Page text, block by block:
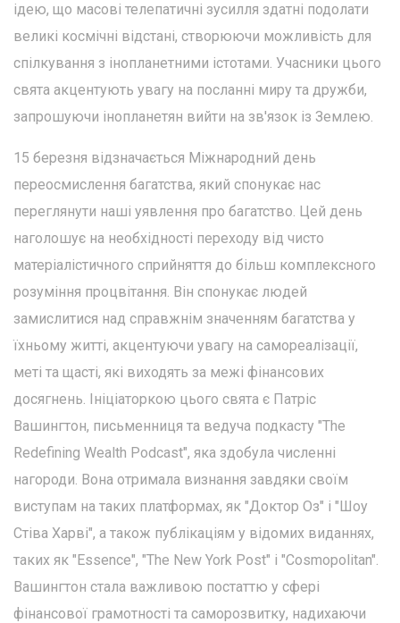
ідею, що масові телепатичні зусилля здатні подолати
великі космічні відстані, створюючи можливість для
спілкування з інопланетними істотами. Учасники цього
свята акцентують увагу на посланні миру та дружби,
запрошуючи інопланетян вийти на зв'язок із Землею.
15 березня відзначається Міжнародний день
переосмислення багатства, який спонукає нас
переглянути наші уявлення про багатство. Цей день
наголошує на необхідності переходу від чисто
матеріалістичного сприйняття до більш комплексного
розуміння процвітання. Він спонукає людей
замислитися над справжнім значенням багатства у
їхньому житті, акцентуючи увагу на самореалізації,
меті та щасті, які виходять за межі фінансових
досягнень. Ініціаторкою цього свята є Патріс
Вашингтон, письменниця та ведуча подкасту "The
Redefining Wealth Podcast", яка здобула численні
нагороди. Вона отримала визнання завдяки своїм
виступам на таких платформах, як "Доктор Оз" і "Шоу
Стіва Харві", а також публікаціям у відомих виданнях,
таких як "Essence", "The New York Post" і "Cosmopolitan".
Вашингтон стала важливою постаттю у сфері
фінансової грамотності та саморозвитку, надихаючи